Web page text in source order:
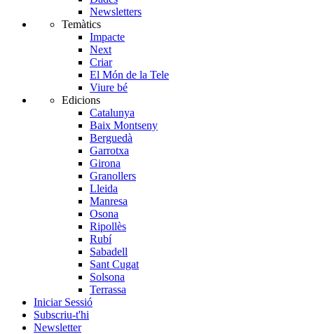
Newsletters
Temàtics
Impacte
Next
Criar
El Món de la Tele
Viure bé
Edicions
Catalunya
Baix Montseny
Berguedà
Garrotxa
Girona
Granollers
Lleida
Manresa
Osona
Ripollès
Rubí
Sabadell
Sant Cugat
Solsona
Terrassa
Iniciar Sessió
Subscriu-t'hi
Newsletter